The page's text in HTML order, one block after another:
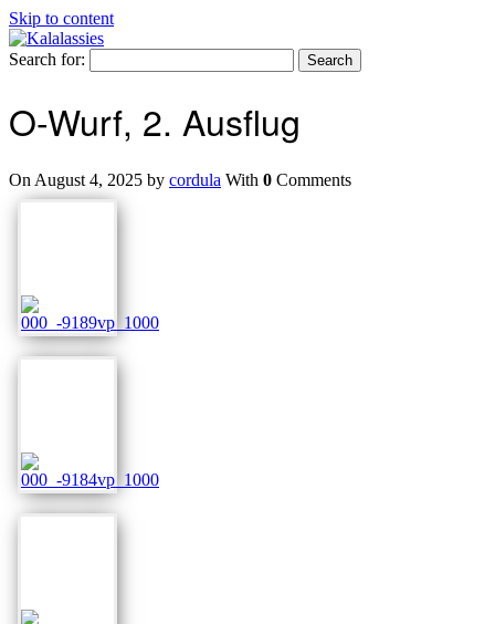
Skip to content
Search for:
O-Wurf, 2. Ausflug
On August 4, 2025 by cordula With 0 Comments